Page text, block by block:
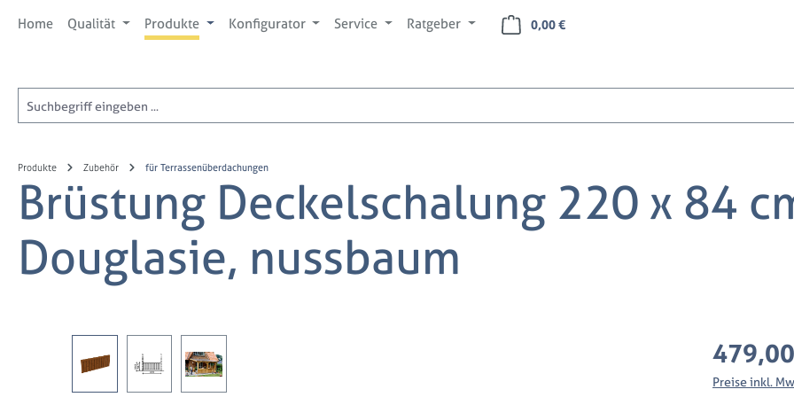
Hauptinhalt springen
Zur Suche springen
Zur Hauptnavigation springen
Home Qualität Produkte Konfigurator Service Ratgeber 0,00 €Warenkorb enthält 0 Positionen. Der
Produkte Zubehör für Terrassenüberdachungen
Brüstung Deckelschalung 220 x 84
Douglasie, nussbaum
Regulärer Preis:
Preise inkl.